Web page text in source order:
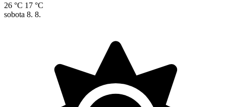
26 °C 17 °C
sobota 8. 8.